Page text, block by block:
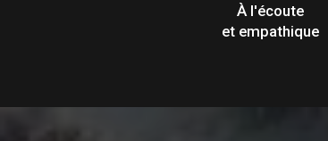
À l'écoute
et empathique